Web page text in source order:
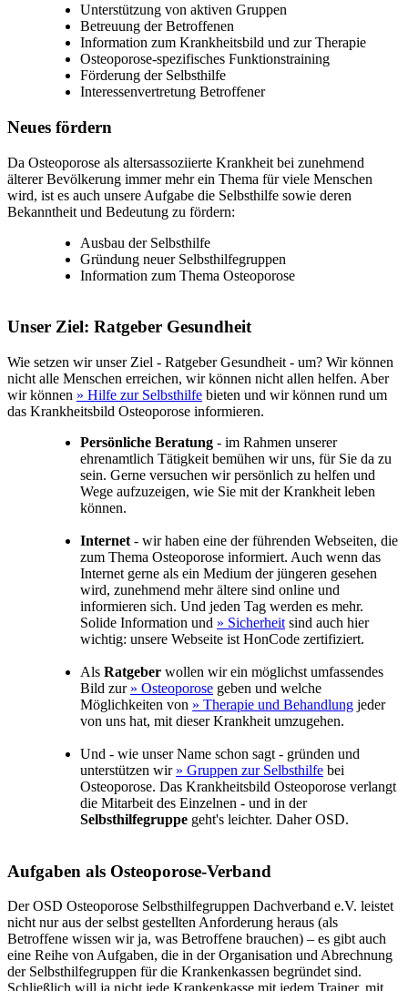
Unterstützung von aktiven Gruppen
Betreuung der Betroffenen
Information zum Krankheitsbild und zur Therapie
Osteoporose-spezifisches Funktionstraining
Förderung der Selbsthilfe
Interessenvertretung Betroffener
Neues fördern
Da Osteoporose als altersassoziierte Krankheit bei zunehmend
älterer Bevölkerung immer mehr ein Thema für viele Menschen
wird, ist es auch unsere Aufgabe die Selbsthilfe sowie deren
Bekanntheit und Bedeutung zu fördern:
Ausbau der Selbsthilfe
Gründung neuer Selbsthilfegruppen
Information zum Thema Osteoporose
Unser Ziel: Ratgeber Gesundheit
Wie setzen wir unser Ziel - Ratgeber Gesundheit - um? Wir können
nicht alle Menschen erreichen, wir können nicht allen helfen. Aber
wir können » Hilfe zur Selbsthilfe bieten und wir können rund um
das Krankheitsbild Osteoporose informieren.
Persönliche Beratung - im Rahmen unserer
ehrenamtlich Tätigkeit bemühen wir uns, für Sie da zu
sein. Gerne versuchen wir persönlich zu helfen und
Wege aufzuzeigen, wie Sie mit der Krankheit leben
können.
Internet - wir haben eine der führenden Webseiten, die
zum Thema Osteoporose informiert. Auch wenn das
Internet gerne als ein Medium der jüngeren gesehen
wird, zunehmend mehr ältere sind online und
informieren sich. Und jeden Tag werden es mehr.
Solide Information und » Sicherheit sind auch hier
wichtig: unsere Webseite ist HonCode zertifiziert.
Als Ratgeber wollen wir ein möglichst umfassendes
Bild zur » Osteoporose geben und welche
Möglichkeiten von » Therapie und Behandlung jeder
von uns hat, mit dieser Krankheit umzugehen.
Und - wie unser Name schon sagt - gründen und
unterstützen wir » Gruppen zur Selbsthilfe bei
Osteoporose. Das Krankheitsbild Osteoporose verlangt
die Mitarbeit des Einzelnen - und in der
Selbsthilfegruppe geht's leichter. Daher OSD.
Aufgaben als Osteoporose-Verband
Der OSD Osteoporose Selbsthilfegruppen Dachverband e.V. leistet
nicht nur aus der selbst gestellten Anforderung heraus (als
Betroffene wissen wir ja, was Betroffene brauchen) – es gibt auch
eine Reihe von Aufgaben, die in der Organisation und Abrechnung
der Selbsthilfegruppen für die Krankenkassen begründet sind.